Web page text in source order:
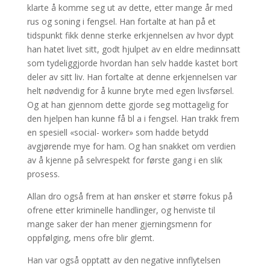
klarte å komme seg ut av dette, etter mange år med
rus og soning i fengsel. Han fortalte at han på et
tidspunkt fikk denne sterke erkjennelsen av hvor dypt
han hatet livet sitt, godt hjulpet av en eldre medinnsatt
som tydeliggjorde hvordan han selv hadde kastet bort
deler av sitt liv. Han fortalte at denne erkjennelsen var
helt nødvendig for å kunne bryte med egen livsførsel.
Og at han gjennom dette gjorde seg mottagelig for
den hjelpen han kunne få bl a i fengsel. Han trakk frem
en spesiell «social- worker» som hadde betydd
avgjørende mye for ham. Og han snakket om verdien
av å kjenne på selvrespekt for første gang i en slik
prosess.
Allan dro også frem at han ønsker et større fokus på
ofrene etter kriminelle handlinger, og henviste til
mange saker der han mener gjerningsmenn for
oppfølging, mens ofre blir glemt.
Han var også opptatt av den negative innflytelsen